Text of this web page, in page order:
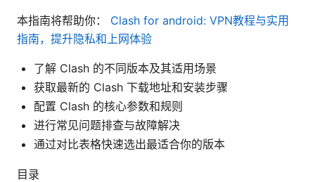
本指南将帮助你： Clash for android: VPN教程与实用
指南，提升隐私和上网体验
了解 Clash 的不同版本及其适用场景
获取最新的 Clash 下载地址和安装步骤
配置 Clash 的核心参数和规则
进行常见问题排查与故障解决
通过对比表格快速选出最适合你的版本
目录